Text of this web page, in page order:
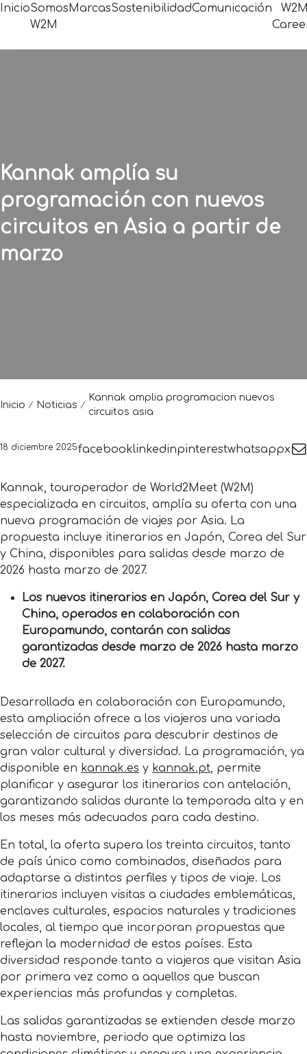
InicioSomos
W2M
MarcasSostenibilidadComunicación
Kannak amplía su
programación con nuevos
circuitos en Asia a partir de
marzo
Inicio Noticias
Kannak amplia programacion nuevos
circuitos asia
18 diciembre 2025facebooklinkedinpinterestwhatsappx
Kannak, touroperador de World2Meet (W2M)
especializada en circuitos, amplía su oferta con una
nueva programación de viajes por Asia. La
propuesta incluye itinerarios en Japón, Corea del Sur
y China, disponibles para salidas desde marzo de
2026 hasta marzo de 2027.
Los nuevos itinerarios en Japón, Corea del Sur y
China, operados en colaboración con
Europamundo, contarán con salidas
garantizadas desde marzo de 2026 hasta marzo
de 2027.
Desarrollada en colaboración con Europamundo,
esta ampliación ofrece a los viajeros una variada
selección de circuitos para descubrir destinos de
gran valor cultural y diversidad. La programación, ya
disponible en kannak.es y kannak.pt, permite
planificar y asegurar los itinerarios con antelación,
garantizando salidas durante la temporada alta y en
los meses más adecuados para cada destino.
En total, la oferta supera los treinta circuitos, tanto
de país único como combinados, diseñados para
adaptarse a distintos perfiles y tipos de viaje. Los
itinerarios incluyen visitas a ciudades emblemáticas,
enclaves culturales, espacios naturales y tradiciones
locales, al tiempo que incorporan propuestas que
reflejan la modernidad de estos países. Esta
diversidad responde tanto a viajeros que visitan Asia
por primera vez como a aquellos que buscan
experiencias más profundas y completas.
Las salidas garantizadas se extienden desde marzo
hasta noviembre, periodo que optimiza las